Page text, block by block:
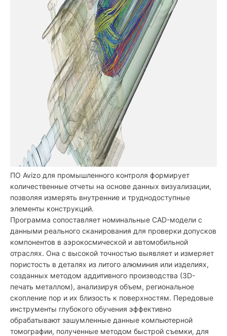
ПО Avizo для промышленного контроля формирует
количественные отчеты на основе данных визуализации,
позволяя измерять внутренние и труднодоступные
элементы конструкций.
Программа сопоставляет номинальные CAD-модели с
данными реального сканирования для проверки допусков
компонентов в аэрокосмической и автомобильной
отраслях. Она с высокой точностью выявляет и измеряет
пористость в деталях из литого алюминия или изделиях,
созданных методом аддитивного производства (3D-
печать металлом), анализируя объем, региональное
скопление пор и их близость к поверхностям. Передовые
инструменты глубокого обучения эффективно
обрабатывают зашумленные данные компьютерной
томографии, полученные методом быстрой съемки, для